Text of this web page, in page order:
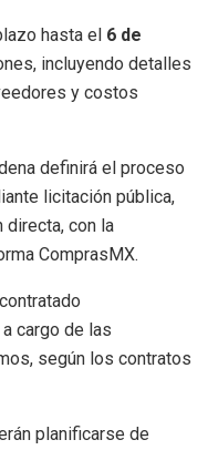
hasta el 6 de
incluyendo detalles
y costos
definirá el proceso
licitación pública,
directa, con la
ComprasMX.
cargo de las
según los contratos
planificarse de